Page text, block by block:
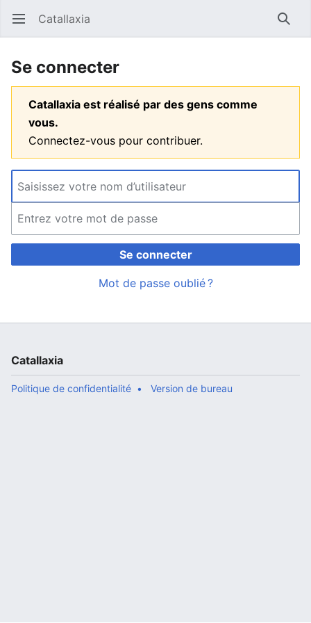
Ouvrir le menu principal Catallaxia
Se connecter
Catallaxia est réalisé par des gens comme
vous.
Connectez-vous pour contribuer.
Se connecter
Mot de passe oublié ?
Catallaxia
Politique de confidentialité Version de bureau